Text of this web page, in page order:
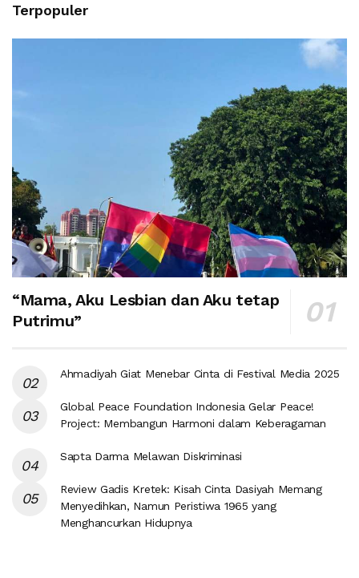
Terpopuler
“Mama, Aku Lesbian dan Aku tetap
Putrimu”
Ahmadiyah Giat Menebar Cinta di Festival Media 2025
Global Peace Foundation Indonesia Gelar Peace!
Project: Membangun Harmoni dalam Keberagaman
Sapta Darma Melawan Diskriminasi
Review Gadis Kretek: Kisah Cinta Dasiyah Memang
Menyedihkan, Namun Peristiwa 1965 yang
Menghancurkan Hidupnya